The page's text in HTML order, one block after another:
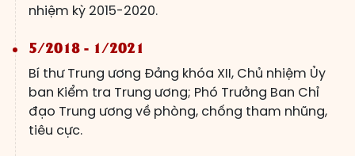
nhiệm kỳ 2015-2020.
5/2018 - 1/2021
Bí thư Trung ương Đảng khóa XII, Chủ nhiệm Ủy
ban Kiểm tra Trung ương; Phó Trưởng Ban Chỉ
đạo Trung ương về phòng, chống tham nhũng,
tiêu cực.